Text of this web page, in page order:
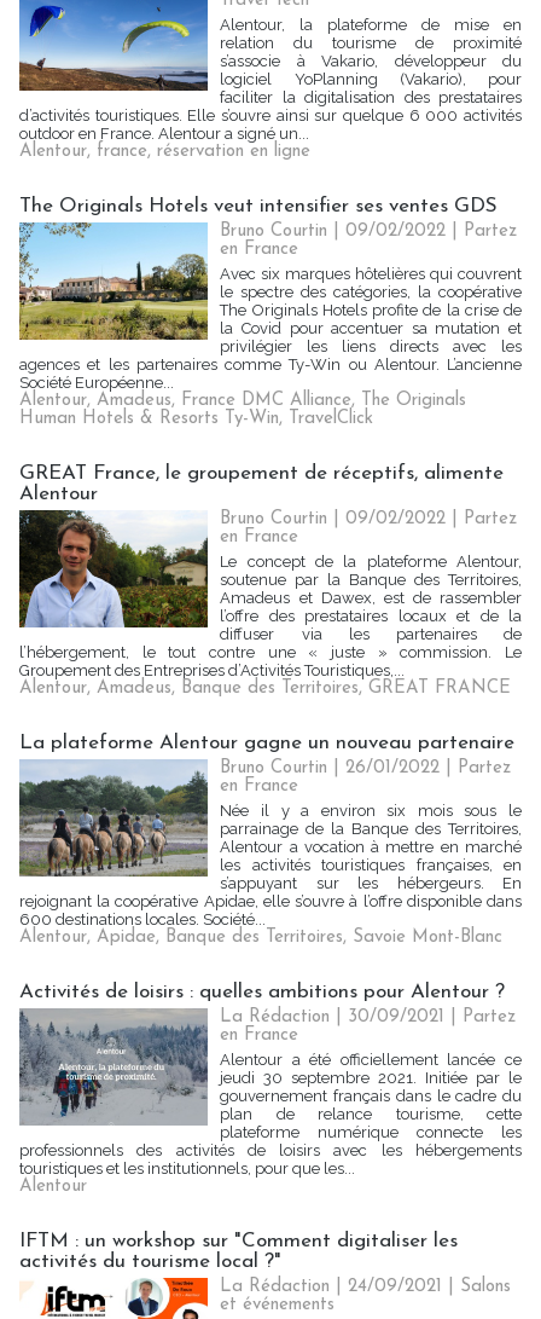
Alentour, la plateforme de mise en
relation du tourisme de proximité
s’associe à Vakario, développeur du
logiciel YoPlanning (Vakario), pour
faciliter la digitalisation des prestataires
d’activités touristiques. Elle s’ouvre ainsi sur quelque 6 000 activités
outdoor en France. Alentour a signé un...
Alentour, france, réservation en ligne
The Originals Hotels veut intensifier ses ventes GDS
Bruno Courtin | 09/02/2022
Partez
en France
Avec six marques hôtelières qui couvrent
le spectre des catégories, la coopérative
The Originals Hotels profite de la crise de
la Covid pour accentuer sa mutation et
privilégier les liens directs avec les
agences et les partenaires comme Ty-Win ou Alentour. L’ancienne
Société Européenne...
Alentour, Amadeus, France DMC Alliance, The Originals
Human Hotels & Resorts Ty-Win, TravelClick
GREAT France, le groupement de réceptifs, alimente
Alentour
Bruno Courtin | 09/02/2022
Partez
en France
Le concept de la plateforme Alentour,
soutenue par la Banque des Territoires,
Amadeus et Dawex, est de rassembler
l’offre des prestataires locaux et de la
diffuser via les partenaires de
l’hébergement, le tout contre une « juste » commission. Le
Groupement des Entreprises d’Activités Touristiques,...
Alentour, Amadeus, Banque des Territoires, GREAT FRANCE
La plateforme Alentour gagne un nouveau partenaire
Bruno Courtin | 26/01/2022
Partez
en France
Née il y a environ six mois sous le
parrainage de la Banque des Territoires,
Alentour a vocation à mettre en marché
les activités touristiques françaises, en
s’appuyant sur les hébergeurs. En
rejoignant la coopérative Apidae, elle s’ouvre à l’offre disponible dans
600 destinations locales. Société...
Alentour, Apidae, Banque des Territoires, Savoie Mont-Blanc
Activités de loisirs : quelles ambitions pour Alentour ?
La Rédaction | 30/09/2021
Partez
en France
Alentour a été officiellement lancée ce
jeudi 30 septembre 2021. Initiée par le
gouvernement français dans le cadre du
plan de relance tourisme, cette
plateforme numérique connecte les
professionnels des activités de loisirs avec les hébergements
touristiques et les institutionnels, pour que les...
Alentour
IFTM : un workshop sur "Comment digitaliser les
activités du tourisme local ?"
La Rédaction | 24/09/2021
Salons
et événements